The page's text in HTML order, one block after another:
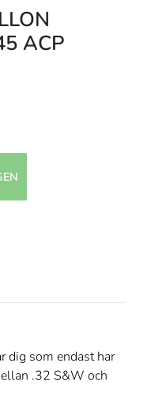
ACP
dig som endast har
.32 S&W och